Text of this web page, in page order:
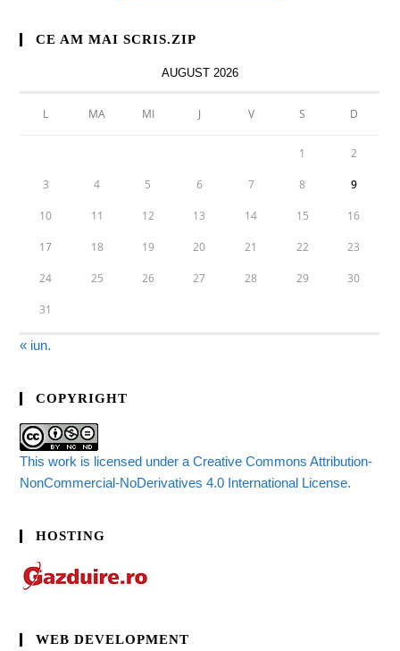
CE AM MAI SCRIS.ZIP
AUGUST 2026
L MA MI J V S D
1 2
3 4 5 6 7 8 9
10 11 12 13 14 15 16
17 18 19 20 21 22 23
24 25 26 27 28 29 30
31
« iun.
COPYRIGHT
This work is licensed under a Creative Commons Attribution-
NonCommercial-NoDerivatives 4.0 International License.
HOSTING
WEB DEVELOPMENT